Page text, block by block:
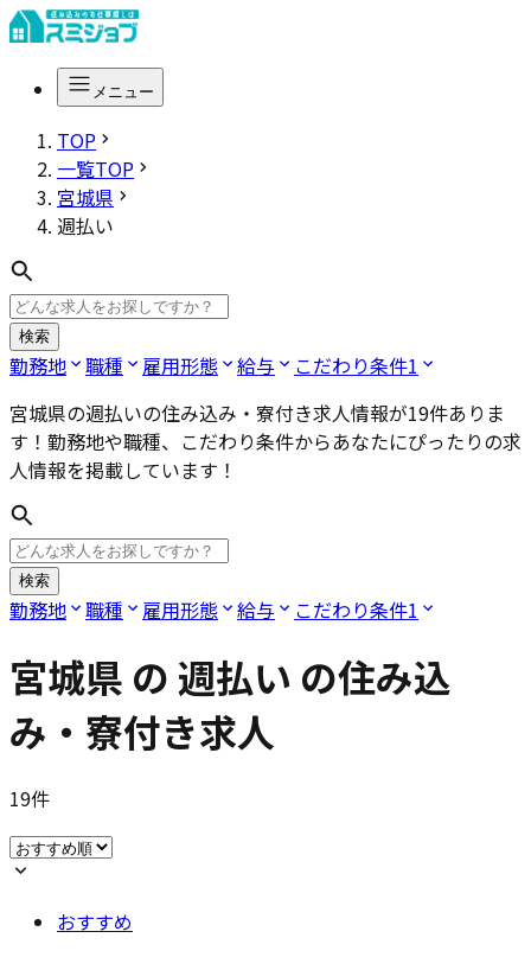
メニュー
TOP
一覧TOP
宮城県
週払い
検索
勤務地 職種 雇用形態 給与 こだわり条件1
宮城県の週払いの住み込み・寮付き求人情報が19件ありま
す！勤務地や職種、こだわり条件からあなたにぴったりの求
人情報を掲載しています！
検索
勤務地 職種 雇用形態 給与 こだわり条件1
宮城県 の週払い の住み込
み・寮付き求人
19件
おすすめ